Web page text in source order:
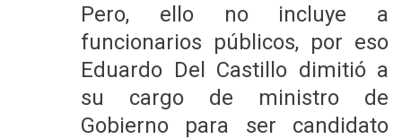
Pero, ello no incluye a
funcionarios públicos, por eso
Eduardo Del Castillo dimitió a
su cargo de ministro de
Gobierno para ser candidato